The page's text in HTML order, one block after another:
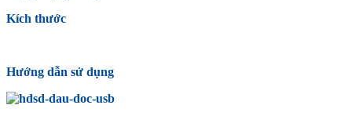
Kích thước
Hướng dẫn sử dụng